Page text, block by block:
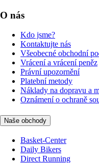
O nás
Kdo jsme?
Kontaktujte nás
Všeobecné obchodní
Vrácení a vrácení peněz
Právní upozornění
Platební metody
Náklady na dopravu a
Oznámení o ochraně
Naše obchody
Basket-Center
Daily Bikers
Direct Running